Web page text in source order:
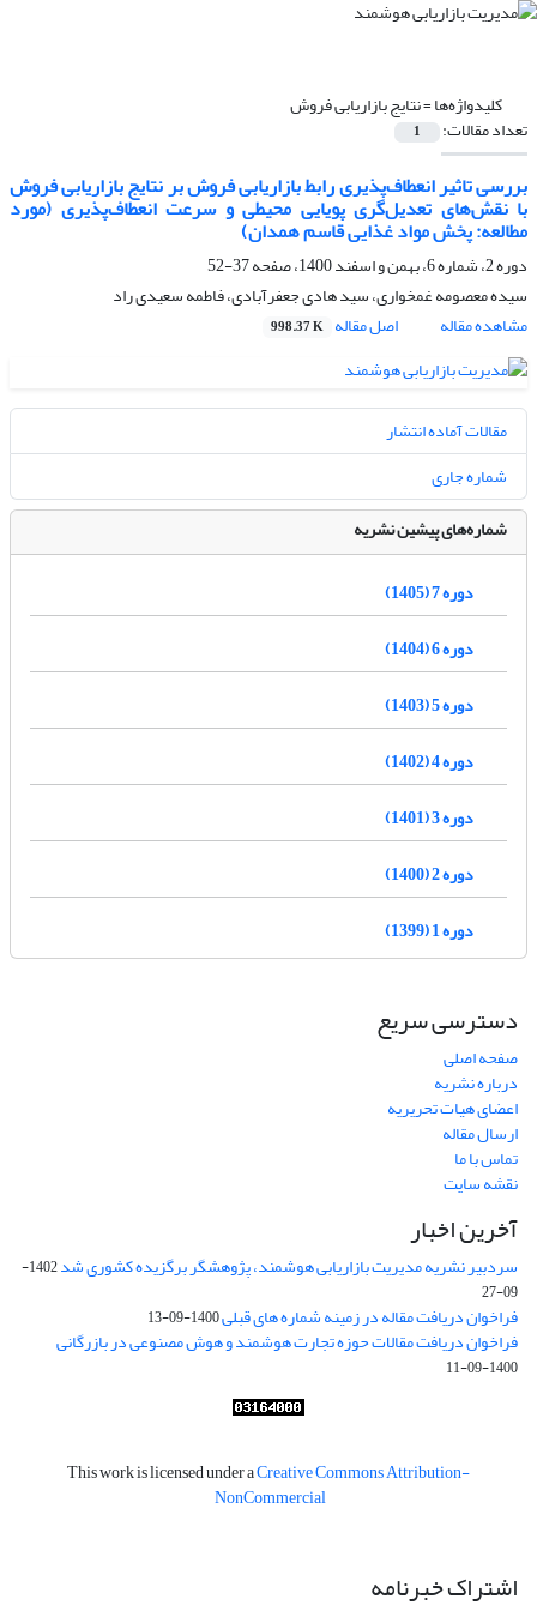
کلیدواژه‌ها =نتایج بازاریابی فروش
تعداد مقالات: 1
بررسی تاثیر انعطاف‌پذیری رابط بازاریابی فروش بر نتایج بازاریابی فروش
با نقش‌های تعدیل‌گری پویایی محیطی و سرعت انعطاف‌پذیری (مورد
مطالعه: پخش مواد غذایی قاسم همدان)
دوره 2، شماره 6، بهمن و اسفند 1400، صفحه
37-52
سیده معصومه غمخواری، سید هادی جعفرآبادی، فاطمه سعیدی راد
مشاهده مقاله
اصل مقاله 998.37 K
مقالات آماده انتشار
شماره جاری
شماره‌های پیشین نشریه
دوره 7 (1405)
دوره 6 (1404)
دوره 5 (1403)
دوره 4 (1402)
دوره 3 (1401)
دوره 2 (1400)
دوره 1 (1399)
دسترسی سریع
صفحه اصلی
درباره نشریه
اعضای هیات تحریریه
ارسال مقاله
تماس با ما
نقشه سایت
آخرین اخبار
سردبیر نشریه مدیریت بازاریابی هوشمند، پژوهشگر برگزیده کشوری شد
1402-
09-27
فراخوان دریافت مقاله در زمینه شماره های قبلی1400-09-13
فراخوان دریافت مقالات حوزه تجارت هوشمند و هوش مصنوعی در بازرگانی
1400-09-11
This work is licensed under aCreative Commons Attribution-
NonCommercial
اشتراک خبرنامه